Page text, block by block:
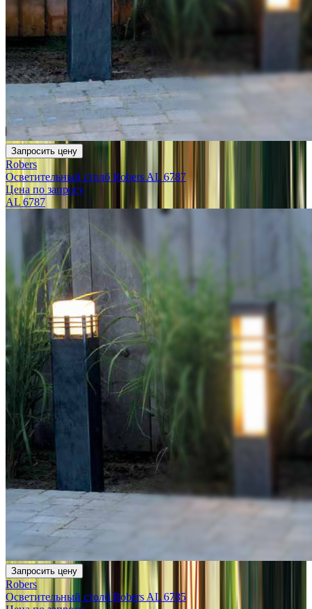
Запросить цену
Robers
Осветительный столб Robers AL 6787
Цена по запросу
AL 6787
Запросить цену
Robers
Осветительный столб Robers AL 6785